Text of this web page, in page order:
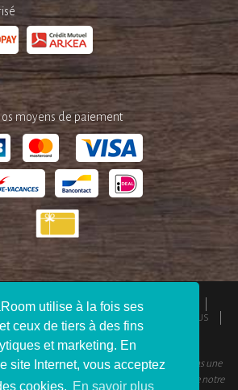
utilise à la fois ses
ceux de tiers à des fins
et marketing. En
site Internet, vous acceptez
cookies. En savoir plus
moyens de paiement
ESPACE PRESSE
MENTIONS LÉGALES
REJOIGNEZ-NOUS
FAQ CONTACTEZ-NOUS
Tous droits réservés. AbracadaRoom n’est pas une
aucun frais de service pour les utilisateurs de notre